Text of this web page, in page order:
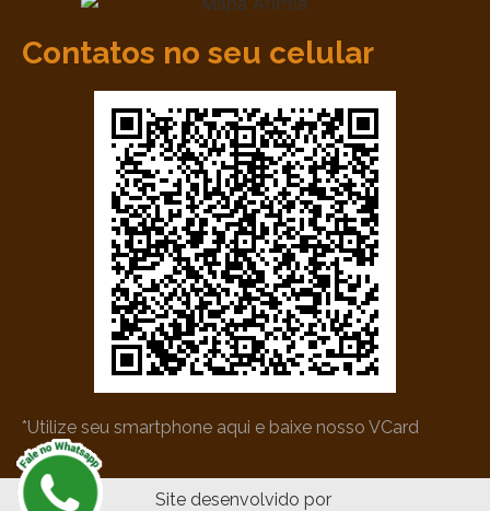
Contatos no seu celular
*Utilize seu smartphone aqui e baixe nosso VCard
Site desenvolvido por